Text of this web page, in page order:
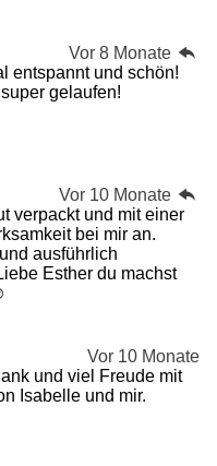
Vor 8 Monate
entspannt und schön!
gelaufen!
Vor 10 Monate
verpackt und mit einer
bei mir an.
ausführlich
Esther du machst
Vor 10 Monate
und viel Freude mit
Isabelle und mir.